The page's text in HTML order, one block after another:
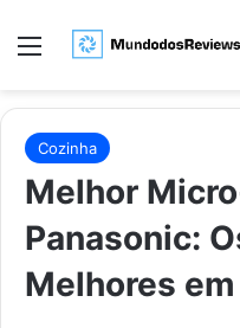
Menu
Cozinha
Melhor
Panasonic:
Melhores